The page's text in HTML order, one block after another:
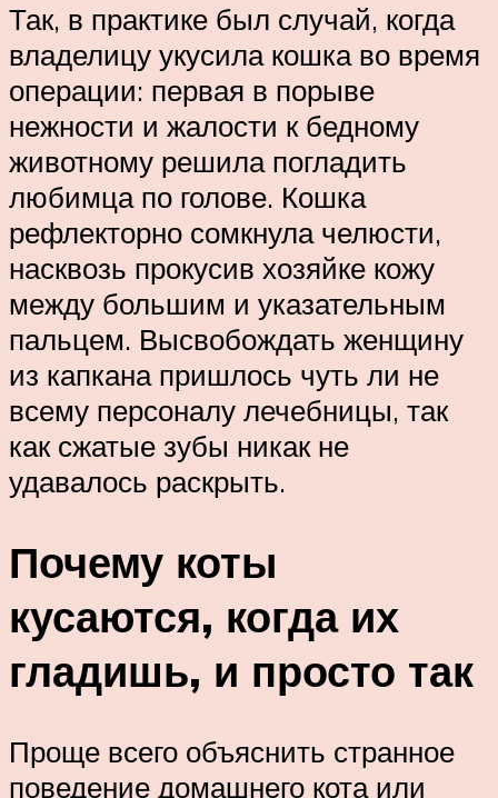
Так, в практике был случай, когда
владелицу укусила кошка во время
операции: первая в порыве
нежности и жалости к бедному
животному решила погладить
любимца по голове. Кошка
рефлекторно сомкнула челюсти,
насквозь прокусив хозяйке кожу
между большим и указательным
пальцем. Высвобождать женщину
из капкана пришлось чуть ли не
всему персоналу лечебницы, так
как сжатые зубы никак не
удавалось раскрыть.
Почему коты
кусаются, когда их
гладишь, и просто так
Проще всего объяснить странное
поведение домашнего кота или